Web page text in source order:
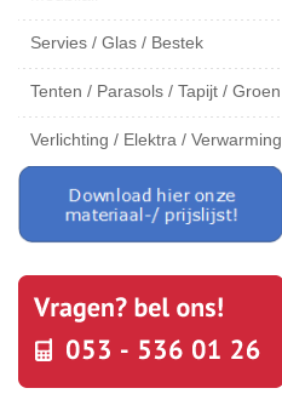
Servies / Glas / Bestek
Tenten / Parasols / Tapijt / Groen
Verlichting / Elektra / Verwarming